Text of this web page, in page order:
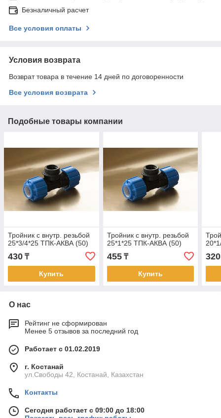
Безналичный расчет
Все условия оплаты
Условия возврата
Возврат товара в течение 14 дней по договоренности
Все условия возврата
Подобные товары компании
Тройник с внутр. резьбой
25*3/4*25 ТПК-АКВА (50)
430 ₸
Купить
Тройник с внутр. резьбой
25*1*25 ТПК-АКВА (50)
455₸
Купить
320
О нас
Рейтинг не сформирован
Менее 5 отзывов за последний год
Работает с 01.02.2019
г. Костанай
ул.Свободы 42, Костанай, Казахстан
Контакты
Сегодня работает с 09:00 до 18:00